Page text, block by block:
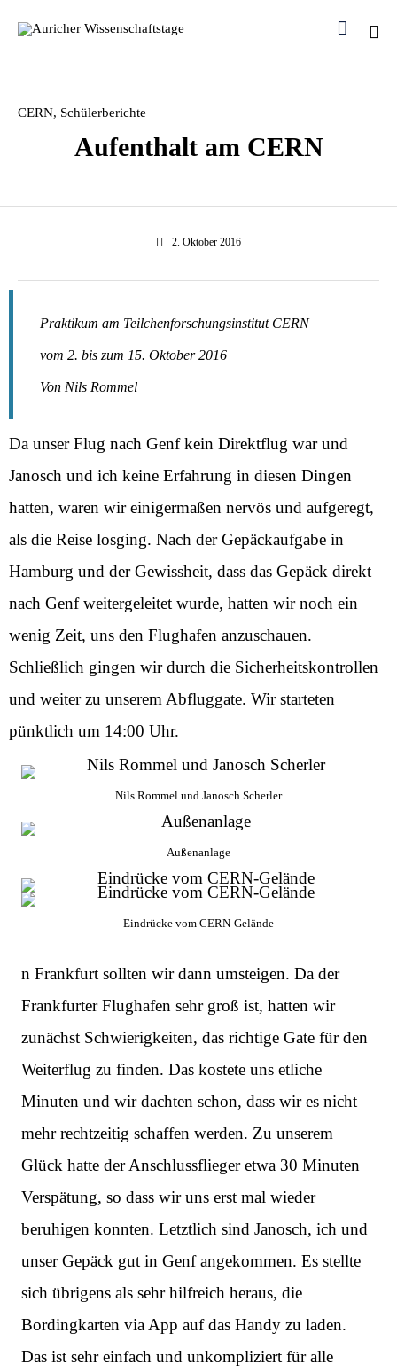

Aufenthalt am CERN
Category
CERN, Schülerberichte
2. Oktober 2016
Praktikum am Teilchenforschungsinstitut CERN
vom 2. bis zum 15. Oktober 2016
Von Nils Rommel
Da unser Flug nach Genf kein Direktflug war und
Janosch und ich keine Erfahrung in diesen Dingen
hatten, waren wir einigermaßen nervös und aufgeregt,
als die Reise losging. Nach der Gepäckaufgabe in
Hamburg und der Gewissheit, dass das Gepäck direkt
nach Genf weitergeleitet wurde, hatten wir noch ein
wenig Zeit, uns den Flughafen anzuschauen.
Schließlich gingen wir durch die Sicherheitskontrollen
und weiter zu unserem Abfluggate. Wir starteten
pünktlich um 14:00 Uhr.
Nils Rommel und Janosch Scherler
Außenanlage
Eindrücke vom CERN-Gelände
n Frankfurt sollten wir dann umsteigen. Da der
Frankfurter Flughafen sehr groß ist, hatten wir
zunächst Schwierigkeiten, das richtige Gate für den
Weiterflug zu finden. Das kostete uns etliche
Minuten und wir dachten schon, dass wir es nicht
mehr rechtzeitig schaffen werden. Zu unserem
Glück hatte der Anschlussflieger etwa 30 Minuten
Verspätung, so dass wir uns erst mal wieder
beruhigen konnten. Letztlich sind Janosch, ich und
unser Gepäck gut in Genf angekommen. Es stellte
sich übrigens als sehr hilfreich heraus, die
Bordingkarten via App auf das Handy zu laden.
Das ist sehr einfach und unkompliziert für alle